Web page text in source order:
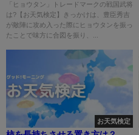
「ヒョウタン」トレードマークの戦国武将
は?【お天気検定】きっかけは、豊臣秀吉
が敵陣に攻め入った際にヒョウタンを振っ
たことで味方に合図を振り、...
お天気検定